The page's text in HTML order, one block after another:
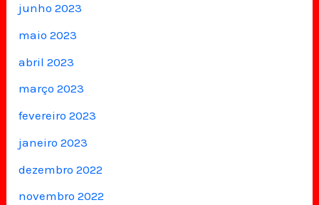
junho 2023
maio 2023
abril 2023
março 2023
fevereiro 2023
janeiro 2023
dezembro 2022
novembro 2022